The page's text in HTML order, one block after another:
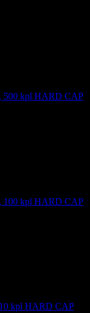
500 kpl HARD CAP
100 kpl HARD CAP
kpl HARD CAP